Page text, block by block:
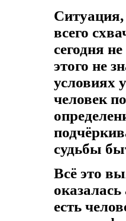
всего
сегодня
этого не
условиях
человек
судьбы
Всё это
есть